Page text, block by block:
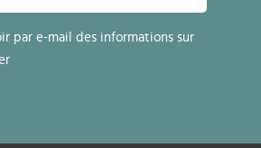
par e-mail des informations sur